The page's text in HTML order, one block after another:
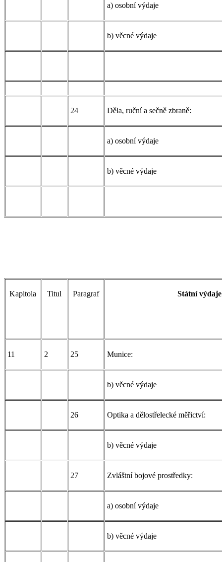
a) osobní výdaje
b) věcné výdaje
24 Děla, ruční a sečně zbraně:
a) osobní výdaje
b) věcné výdaje
Kapitola Titul Paragraf Státní výdaje
11 2 25 Munice:
b) věcné výdaje
26 Optika a dělostřelecké měřictví:
b) věcné výdaje
27 Zvláštní bojové prostředky:
a) osobní výdaje
b) věcné výdaje